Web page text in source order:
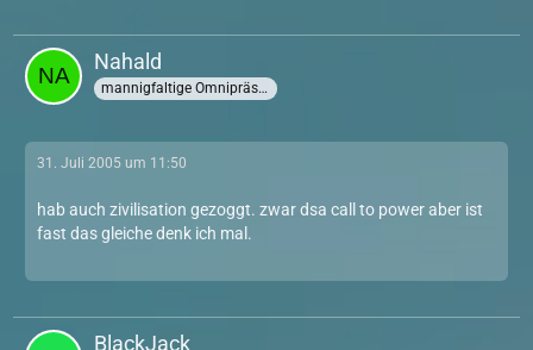
Nahald
mannigfaltige Omnipräsenz
31. Juli 2005 um 11:50
hab auch zivilisation gezoggt. zwar dsa call to power aber ist
fast das gleiche denk ich mal.
BlackJack